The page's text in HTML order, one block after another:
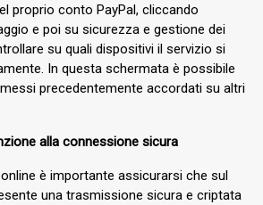
proprio conto PayPal, cliccando
e poi su sicurezza e gestione dei
su quali dispositivi il servizio si
In questa schermata è possibile
precedentemente accordati su altri
alla connessione sicura
è importante assicurarsi che sul
una trasmissione sicura e criptata